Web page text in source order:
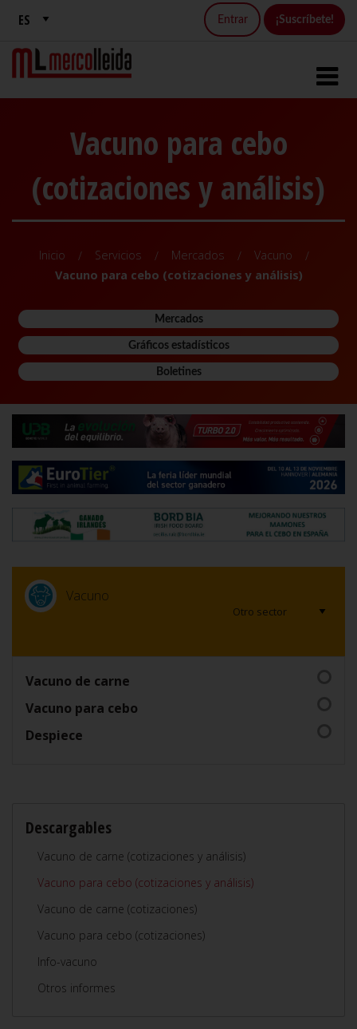
Entrar ¡Suscríbete!
Vacuno para cebo
(cotizaciones y análisis)
Inicio Servicios Mercados
Vacuno
Vacuno para cebo (cotizaciones y análisis)
Mercados
Gráficos estadísticos
Boletines
Vacuno
Vacuno de carne
Vacuno para cebo
Despiece
Descargables
Vacuno de carne (cotizaciones y análisis)
Vacuno para cebo (cotizaciones y análisis)
Vacuno de carne (cotizaciones)
Vacuno para cebo (cotizaciones)
Info-vacuno
Otros informes